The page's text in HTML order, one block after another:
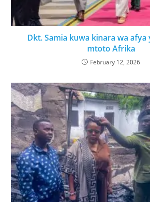
Dkt. Samia kuwa kinara wa afya
mtoto Afrika
February 12, 2026